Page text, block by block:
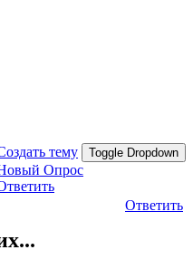
тему Toggle Dropdown
Опрос
Ответить